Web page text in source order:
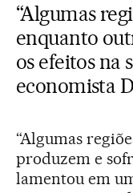
“Algumas
enquanto
os efeitos na
economista
“Algumas
produzem e
lamentou em